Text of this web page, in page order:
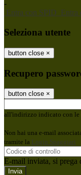
-
Entra con SPID Entra
Seleziona utente
button close ×
Recupero
button close ×
all'indirizzo indicato con le
Non hai una e-mail
tramite la Login Spaggiari
E-mail inviata, si prega